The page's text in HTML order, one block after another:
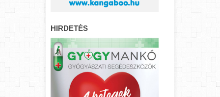
HIRDETÉS